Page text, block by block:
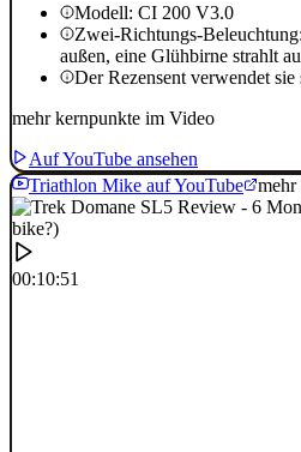
Modell: CI 200 V3.0
Zwei-Richtungs-
außen, eine Glühbirne strahlt
Der Rezensent verwendet sie
mehr kernpunkte im Video
Auf YouTube ansehen
Triathlon Mike auf YouTube
mehr
00:10:51